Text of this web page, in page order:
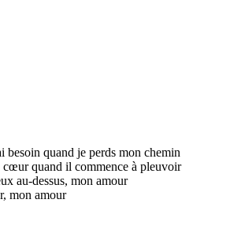
besoin quand je perds mon chemin
cœur quand il commence à pleuvoir
au-dessus, mon amour
mon amour